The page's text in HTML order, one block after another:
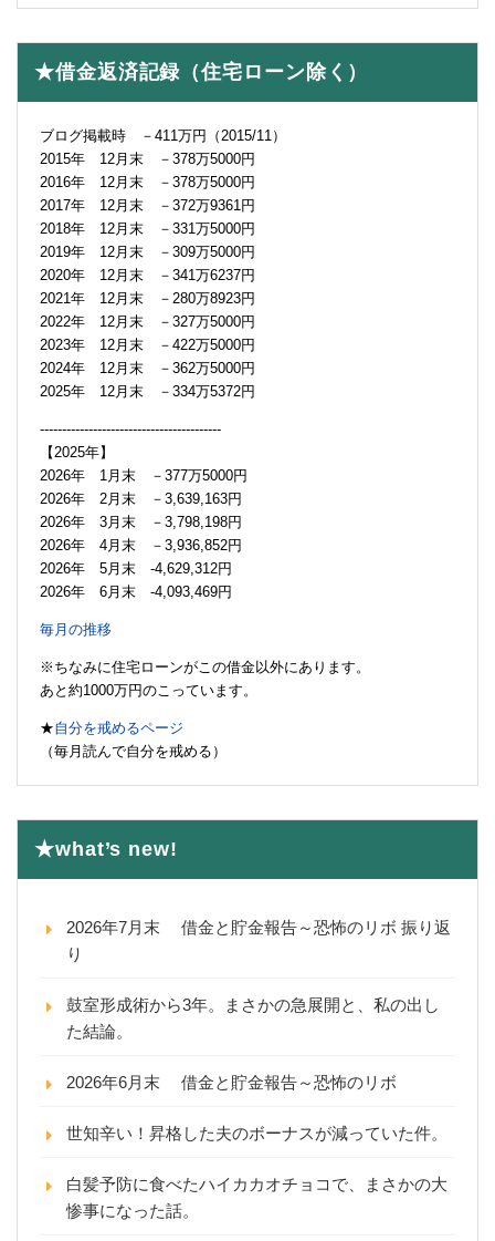
★借金返済記録（住宅ローン除く）
ブログ掲載時 －411万円（2015/11）
2015年 12月末 －378万5000円
2016年 12月末 －378万5000円
2017年 12月末 －372万9361円
2018年 12月末 －331万5000円
2019年 12月末 －309万5000円
2020年 12月末 －341万6237円
2021年 12月末 －280万8923円
2022年 12月末 －327万5000円
2023年 12月末 －422万5000円
2024年 12月末 －362万5000円
2025年 12月末 －334万5372円
-----------------------------------------
【2025年】
2026年 1月末 －377万5000円
2026年 2月末 －3,639,163円
2026年 3月末 －3,798,198円
2026年 4月末 －3,936,852円
2026年 5月末 -4,629,312円
2026年 6月末 -4,093,469円
毎月の推移
※ちなみに住宅ローンがこの借金以外にあります。
あと約1000万円のこっています。
★自分を戒めるページ
（毎月読んで自分を戒める）
★what’s new!
2026年7月末 借金と貯金報告～恐怖のリボ 振り返
り
鼓室形成術から3年。まさかの急展開と、私の出し
た結論。
2026年6月末 借金と貯金報告～恐怖のリボ
世知辛い！昇格した夫のボーナスが減っていた件。
白髪予防に食べたハイカカオチョコで、まさかの大
惨事になった話。